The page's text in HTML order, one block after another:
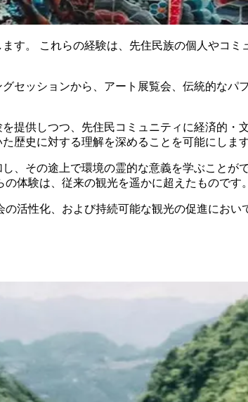
す。 これらの経験は、先住民族の個人やコ
セッションから、アート展覧会、伝統的な
提供しつつ、先住民コミュニティに経済的
歴史に対する理解を深めることを可能にします
、その途上で環境の霊的な意義を学ぶこと
体験は、従来の観光を遥かに超えたものです
の活性化、および持続可能な観光の促進におい